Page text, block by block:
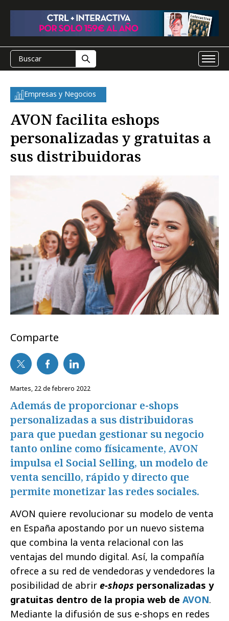
Empresas y Negocios
AVON facilita eshops
personalizadas y gratuitas a
sus distribuidoras
Comparte
martes, 22 de febrero 2022
Además de proporcionar e-shops
personalizadas a sus distribuidoras
para que puedan gestionar su negocio
tanto online como físicamente, AVON
impulsa el Social Selling, un modelo de
venta sencillo, rápido y directo que
permite monetizar las redes sociales.
AVON quiere revolucionar su modelo de venta
en España apostando por un nuevo sistema
que combina la venta relacional con las
ventajas del mundo digital. Así, la compañía
ofrece a su red de vendedoras y vendedores la
posibilidad de abrir e-shops personalizadas y
gratuitas dentro de la propia web de AVON.
Mediante la difusión de sus e-shops en redes